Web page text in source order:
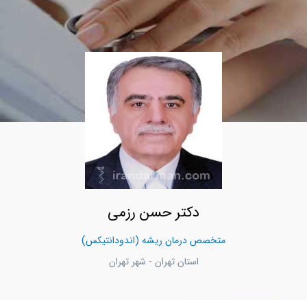
دکتر حسن رزمی
متخصص درمان ریشه (اندودانتیکس)
استان تهران - شهر تهران